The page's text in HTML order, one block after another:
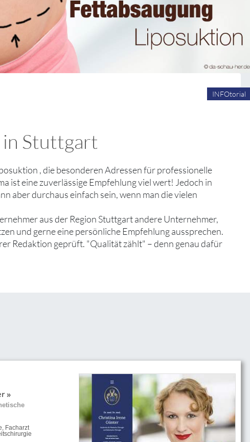
INFOtorial
in Stuttgart
, die besonderen Adressen für professionelle
ist eine zuverlässige Empfehlung viel wert! Jedoch in
aber durchaus einfach sein, wenn man die vielen
aus der Region Stuttgart andere Unternehmer,
und gerne eine persönliche Empfehlung aussprechen.
Redaktion geprüft. "Qualität zählt" – denn genau dafür
»
Facharzt